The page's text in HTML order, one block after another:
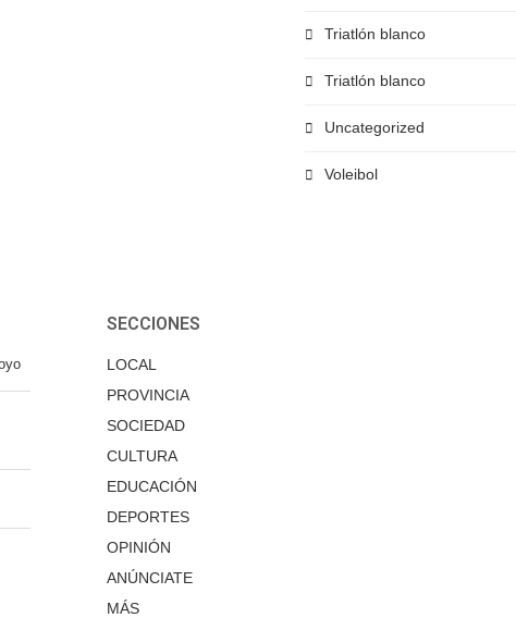
Triatlón blanco
Triatlón blanco
Uncategorized
Voleibol
SECCIONES
LOCAL
PROVINCIA
SOCIEDAD
CULTURA
EDUCACIÓN
DEPORTES
OPINIÓN
ANÚNCIATE
MÁS